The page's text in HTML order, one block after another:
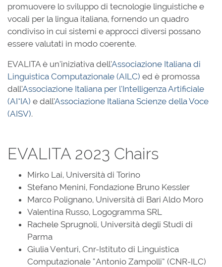
promuovere lo sviluppo di tecnologie linguistiche e
vocali per la lingua italiana, fornendo un quadro
condiviso in cui sistemi e approcci diversi possano
essere valutati in modo coerente.
EVALITA è un’iniziativa dell’Associazione Italiana di
Linguistica Computazionale (AILC) ed è promossa
dall’Associazione Italiana per l’Intelligenza Artificiale
(AI*IA) e dall’Associazione Italiana Scienze della Voce
(AISV).
EVALITA 2023 Chairs
Mirko Lai, Università di Torino
Stefano Menini, Fondazione Bruno Kessler
Marco Polignano, Università di Bari Aldo Moro
Valentina Russo, Logogramma SRL
Rachele Sprugnoli, Università degli Studi di
Parma
Giulia Venturi, Cnr-Istituto di Linguistica
Computazionale “Antonio Zampolli” (CNR-ILC)